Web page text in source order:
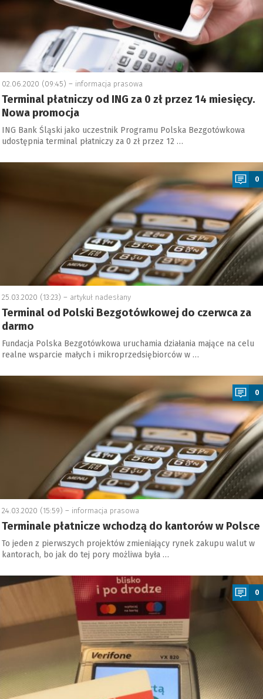
02.06.2020 (09:45) – informacja prasowa
Terminal płatniczy od ING za 0 zł przez 14 miesięcy.
Nowa promocja
ING Bank Śląski jako uczestnik Programu Polska Bezgotówkowa
udostępnia terminal płatniczy za 0 zł przez 12 …
0
25.03.2020 (13:23) – artykuł nadesłany
Terminal od Polski Bezgotówkowej do czerwca za
darmo
Fundacja Polska Bezgotówkowa uruchamia działania mające na celu
realne wsparcie małych i mikroprzedsiębiorców w …
0
24.03.2020 (15:59) – informacja prasowa
Terminale płatnicze wchodzą do kantorów w Polsce
To jeden z pierwszych projektów zmieniający rynek zakupu walut w
kantorach, bo jak do tej pory możliwa była …
0